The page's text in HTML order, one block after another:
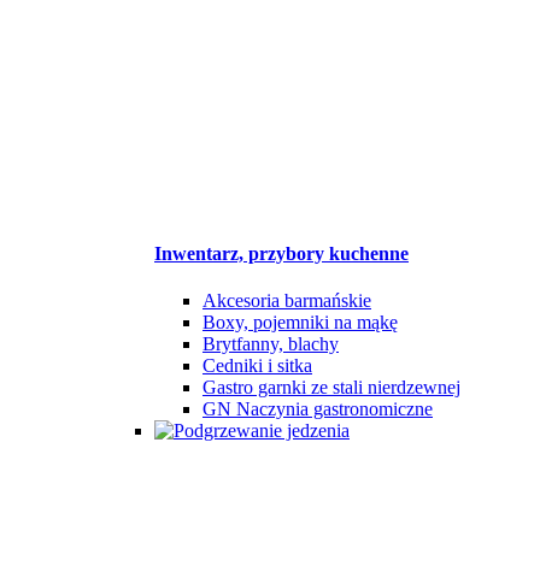
Inwentarz, przybory kuchenne
Akcesoria barmańskie
Boxy, pojemniki na mąkę
Brytfanny, blachy
Cedniki i sitka
Gastro garnki ze stali nierdzewnej
GN Naczynia gastronomiczne